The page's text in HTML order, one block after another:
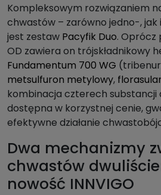
Kompleksowym rozwiązaniem
chwastów – zarówno jedno-, jak
jest zestaw Pacyfik Duo. Oprócz
OD zawiera on trójskładnikowy
Fundamentum 700 WG
metsulfuron metylowy,
kombinacja czterech substancji
dostępna w korzystnej cenie,
efektywne działanie
Dwa mechanizmy
chwastów
nowość INNVIGO